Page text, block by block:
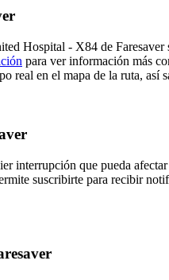
Hospital - X84 de
para ver información más
real en el mapa de la ruta, así
interrupción que pueda
suscribirte para recibir